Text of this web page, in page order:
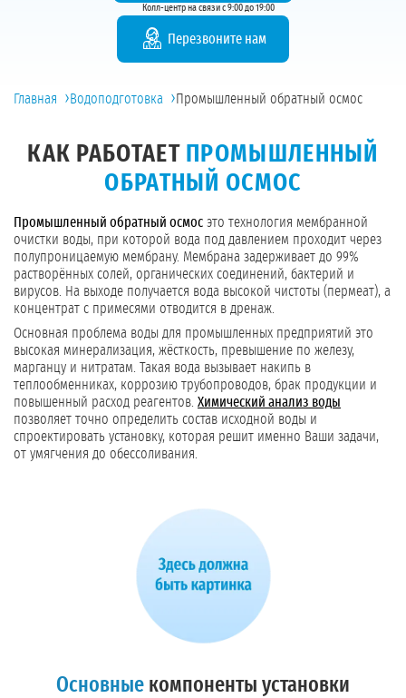
Колл-центр на связи с 9:00 до 19:00
Перезвоните нам
Главная ›Водоподготовка ›Промышленный обратный осмос
КАК РАБОТАЕТ ПРОМЫШЛЕННЫЙ
ОБРАТНЫЙ ОСМОС
Промышленный обратный осмос это технология мембранной
очистки воды, при которой вода под давлением проходит через
полупроницаемую мембрану. Мембрана задерживает до 99%
растворённых солей, органических соединений, бактерий и
вирусов. На выходе получается вода высокой чистоты (пермеат), а
концентрат с примесями отводится в дренаж.
Основная проблема воды для промышленных предприятий это
высокая минерализация, жёсткость, превышение по железу,
марганцу и нитратам. Такая вода вызывает накипь в
теплообменниках, коррозию трубопроводов, брак продукции и
повышенный расход реагентов. Химический анализ воды
позволяет точно определить состав исходной воды и
спроектировать установку, которая решит именно Ваши задачи,
от умягчения до обессоливания.
Основные компоненты установки